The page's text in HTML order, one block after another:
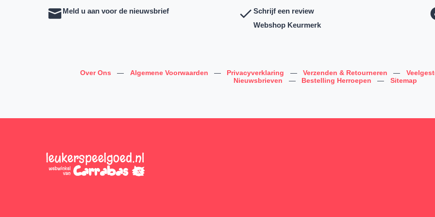
Meld u aan voor de nieuwsbrief
Schrijf een review
Webshop Keurmerk
Over Ons — Algemene Voorwaarden — Privacyverklaring — Verzenden & Retourneren —
Nieuwsbrieven
— Bestelling Herroepen — Sitemap